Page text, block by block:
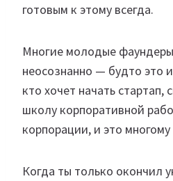
готовым к этому всегда.
Многие молодые
неосознанно — будто это
кто хочет начать стартап,
школу корпоративной
корпорации, и это
Когда ты только окончил